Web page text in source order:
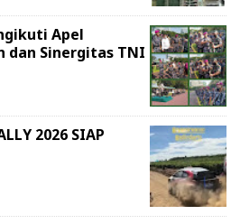
Apel
dan Sinergitas TNI
2026 SIAP